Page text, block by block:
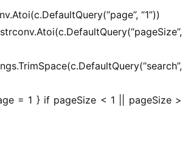
注册
“1”))
= 1 } if pageSize < 1 || pageSize >